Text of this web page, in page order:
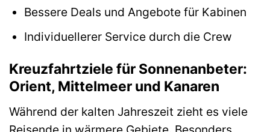
Bessere Deals und Angebote für Kabinen
Individuellerer Service durch die Crew
Kreuzfahrtziele für Sonnenanbeter:
Orient, Mittelmeer und Kanaren
Während der kalten Jahreszeit zieht es viele